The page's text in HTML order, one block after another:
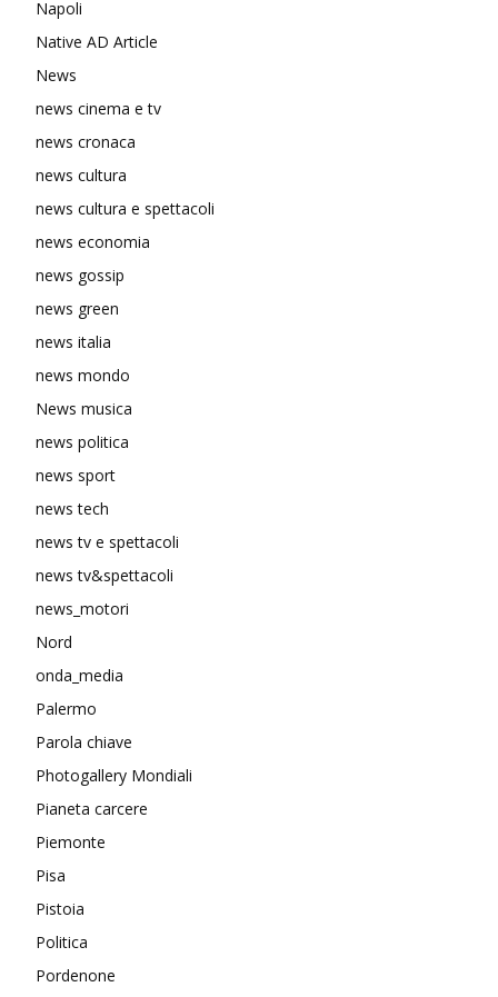
Napoli
Native AD Article
News
news cinema e tv
news cronaca
news cultura
news cultura e spettacoli
news economia
news gossip
news green
news italia
news mondo
News musica
news politica
news sport
news tech
news tv e spettacoli
news tv&spettacoli
news_motori
Nord
onda_media
Palermo
Parola chiave
Photogallery Mondiali
Pianeta carcere
Piemonte
Pisa
Pistoia
Politica
Pordenone